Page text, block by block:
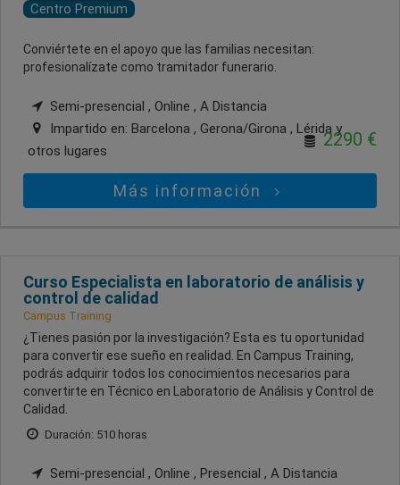
Centro Premium
Conviértete en el apoyo que las familias necesitan:
profesionalízate como tramitador funerario.
Semi-presencial , Online , A Distancia
Impartido en: Barcelona , Gerona/Girona , Lérida y
otros lugares
2290 €
Más información
Curso Especialista en laboratorio de análisis y
control de calidad
Campus Training
¿Tienes pasión por la investigación? Esta es tu oportunidad
para convertir ese sueño en realidad. En Campus Training,
podrás adquirir todos los conocimientos necesarios para
convertirte en Técnico en Laboratorio de Análisis y Control de
Calidad.
Duración: 510 horas
Semi-presencial , Online , Presencial , A Distancia